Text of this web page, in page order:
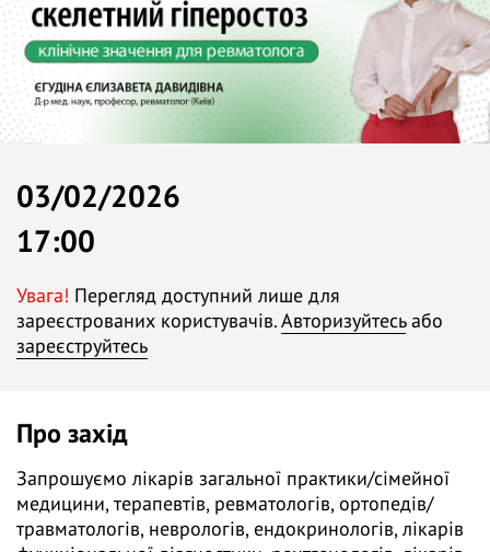
03/02/2026
17:00
Увага! Перегляд доступний лише для
зареєстрованих користувачів.Авторизуйтесьабо
зареєструйтесь
Про захід
Запрошуємо лікарів загальної практики/сімейної
медицини, терапевтів, ревматологів, ортопедів/
травматологів, неврологів, ендокринологів, лікарів